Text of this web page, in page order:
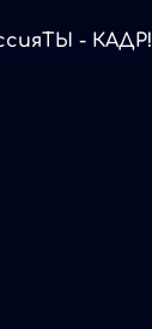
ТЫ - КАДР!